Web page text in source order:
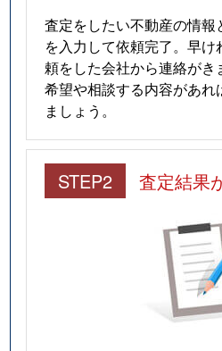
査定をしたい不動産の情
を入力して依頼完了。早
頼をした会社から連絡がき
希望や相談する内容があれ
ましょう。
STEP2 査定結果